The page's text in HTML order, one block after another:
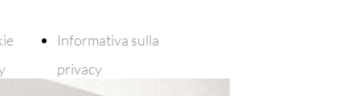
Informativa sulla
privacy